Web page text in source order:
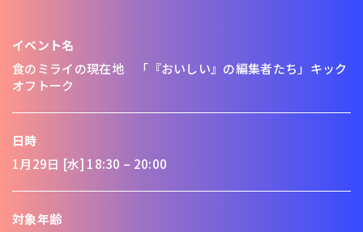
イベント名
食のミライの現在地 「『おいしい』の編集者たち」キック
オフトーク
日時
1月29日 [水] 18:30 – 20:00
対象年齢